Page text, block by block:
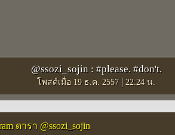
@ssozi_sojin : #please. #don't.
โพสต์เมื่อ 19 ธ.ค. 2557 | 22:24 น.
ดารา @ssozi_sojin